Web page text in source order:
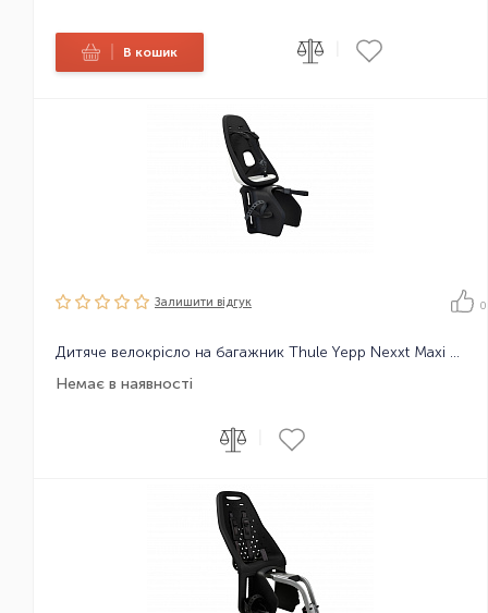
В кошик
Залишити вiдгук 0
Дитяче велокрісло на багажник Thule Yepp Nexxt Maxi Universal Mount, адаптер для кріплення не потрібен
Немає в наявності